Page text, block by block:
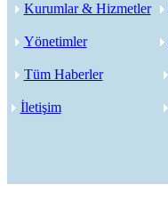
Kurumlar & Hizmetler
Yönetimler
Tüm Haberler
İletişim